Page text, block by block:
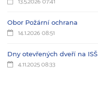
Obor Požární ochrana
14.1.2026 08:51
Dny otevřených dveří na ISŠ
4.11.2025 08:33